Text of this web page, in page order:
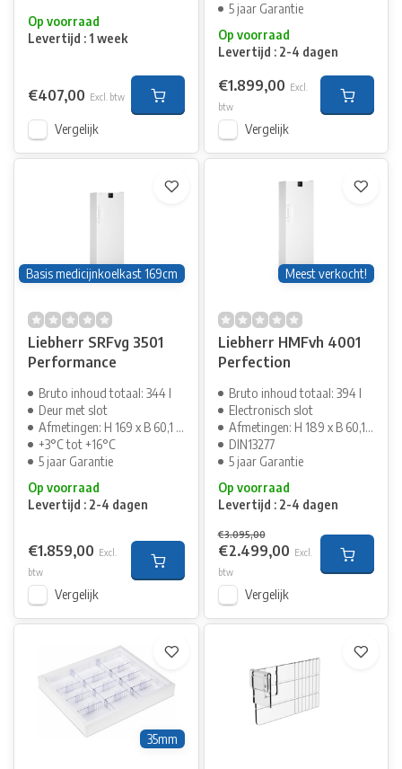
Op voorraad
Levertijd : 1 week
€407,00 Excl. btw
Vergelijk
5 jaar Garantie
Op voorraad
Levertijd : 2-4 dagen
€1.899,00 Excl.
btw
Vergelijk
Basis medicijnkoelkast 169cm
Liebherr SRFvg 3501
Performance
Bruto inhoud totaal: 344 l
Deur met slot
Afmetingen: H 169 x B 60,1 cm
+3°C tot +16°C
5 jaar Garantie
Op voorraad
Levertijd : 2-4 dagen
€1.859,00 Excl.
btw
Vergelijk
Meest verkocht!
Liebherr HMFvh 4001
Perfection
Bruto inhoud totaal: 394 l
Electronisch slot
Afmetingen: H 189 x B 60,1 cm
DIN13277
5 jaar Garantie
Op voorraad
Levertijd : 2-4 dagen
€3.095,00
€2.499,00 Excl.
btw
Vergelijk
35mm